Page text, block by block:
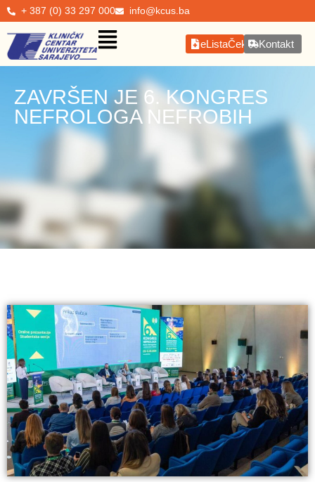
+ 387 (0) 33 297 000 info@kcus.ba
eListaČekanjaKontakt
ZAVRŠEN JE 6. KONGRES
NEFROLOGA NEFROBIH